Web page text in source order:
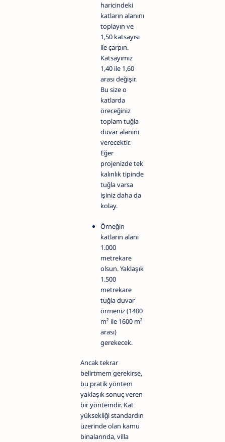
haricindeki
katların alanını
toplayın ve
1,50 katsayısı
ile çarpın.
Katsayımız
1,40 ile 1,60
arası değişir.
Bu size o
katlarda
öreceğiniz
toplam tuğla
duvar alanını
verecektir.
Eğer
projenizde tek
kalınlık tipinde
tuğla varsa
işiniz daha da
kolay.
Örneğin
katların alanı
1.000
metrekare
olsun. Yaklaşık
1.500
metrekare
tuğla duvar
örmeniz (1400
m² ile 1600 m²
arası)
gerekecek.
Ancak tekrar
belirtmem gerekirse,
bu pratik yöntem
yaklaşık sonuç veren
bir yöntemdir. Kat
yüksekliği standardın
üzerinde olan kamu
binalarında, villa